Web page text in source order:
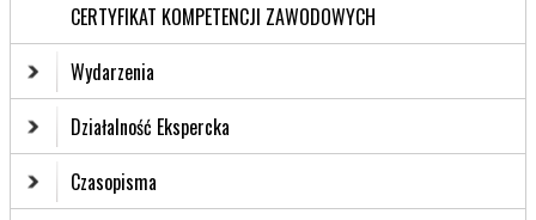
CERTYFIKAT KOMPETENCJI ZAWODOWYCH
Wydarzenia
Działalność Ekspercka
Czasopisma